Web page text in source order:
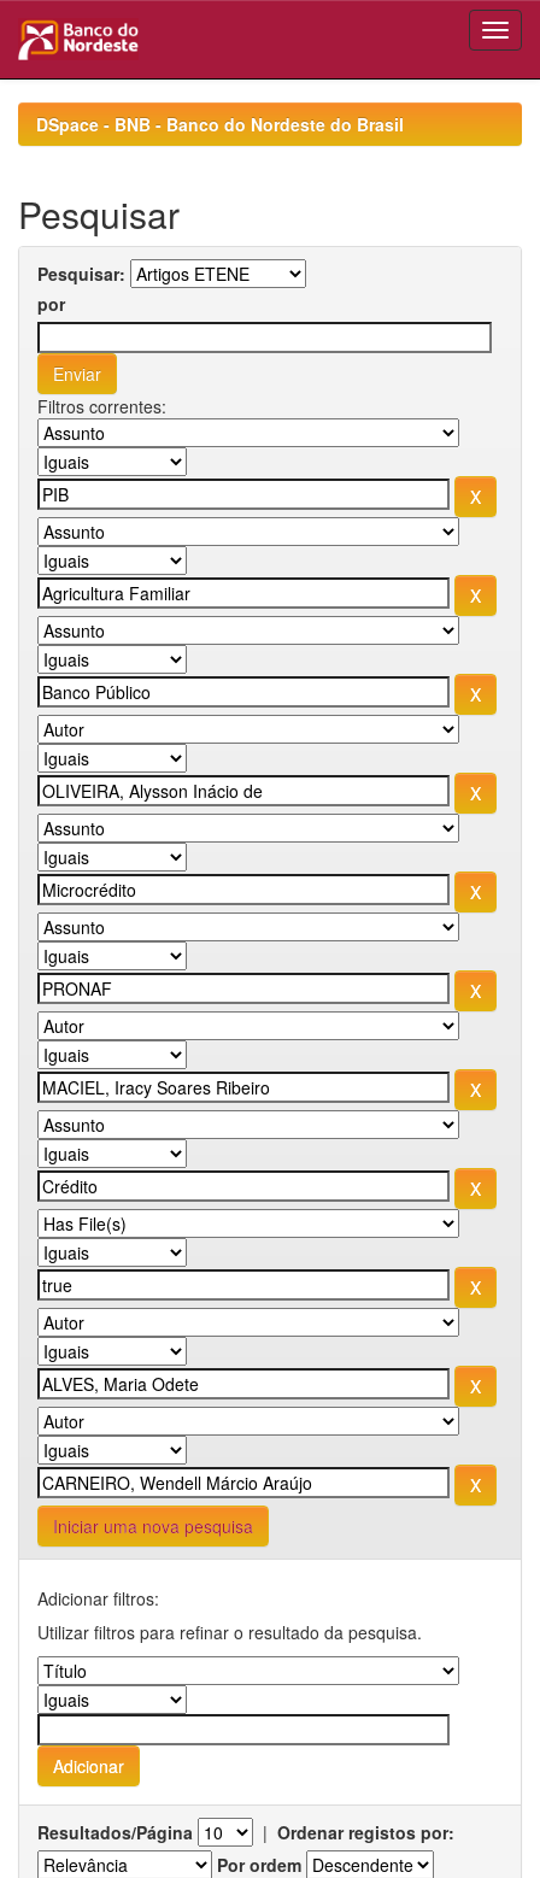
navigationDSpace - BNB - Banco do Nordeste do Brasil
Pesquisar
Pesquisar:
por
Filtros correntes:
Iniciar uma nova pesquisa
Adicionar filtros:
Utilizar filtros para refinar o resultado da pesquisa.
Resultados/Página | Ordenar registos por:
Por ordem